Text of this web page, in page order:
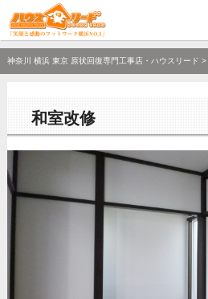
神奈川 横浜 東京 原状回復専門工事店・ハウスリード >
和室改修